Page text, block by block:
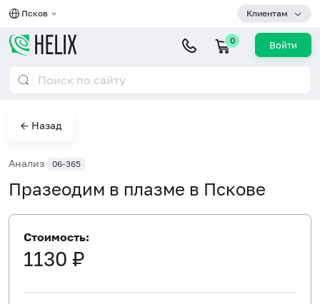
Псков Клиентам
0 Войти
← Назад
Анализ 06-365
Празеодим в плазме в Пскове
Стоимость:
1130 ₽